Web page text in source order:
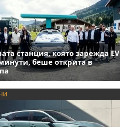
станция, която зарежда EV
беше открита в